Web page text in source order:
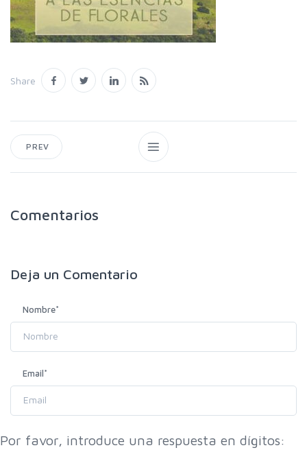
Share
PREV
Comentarios
Deja un Comentario
Nombre*
Email*
Por favor, introduce una respuesta en dígitos: